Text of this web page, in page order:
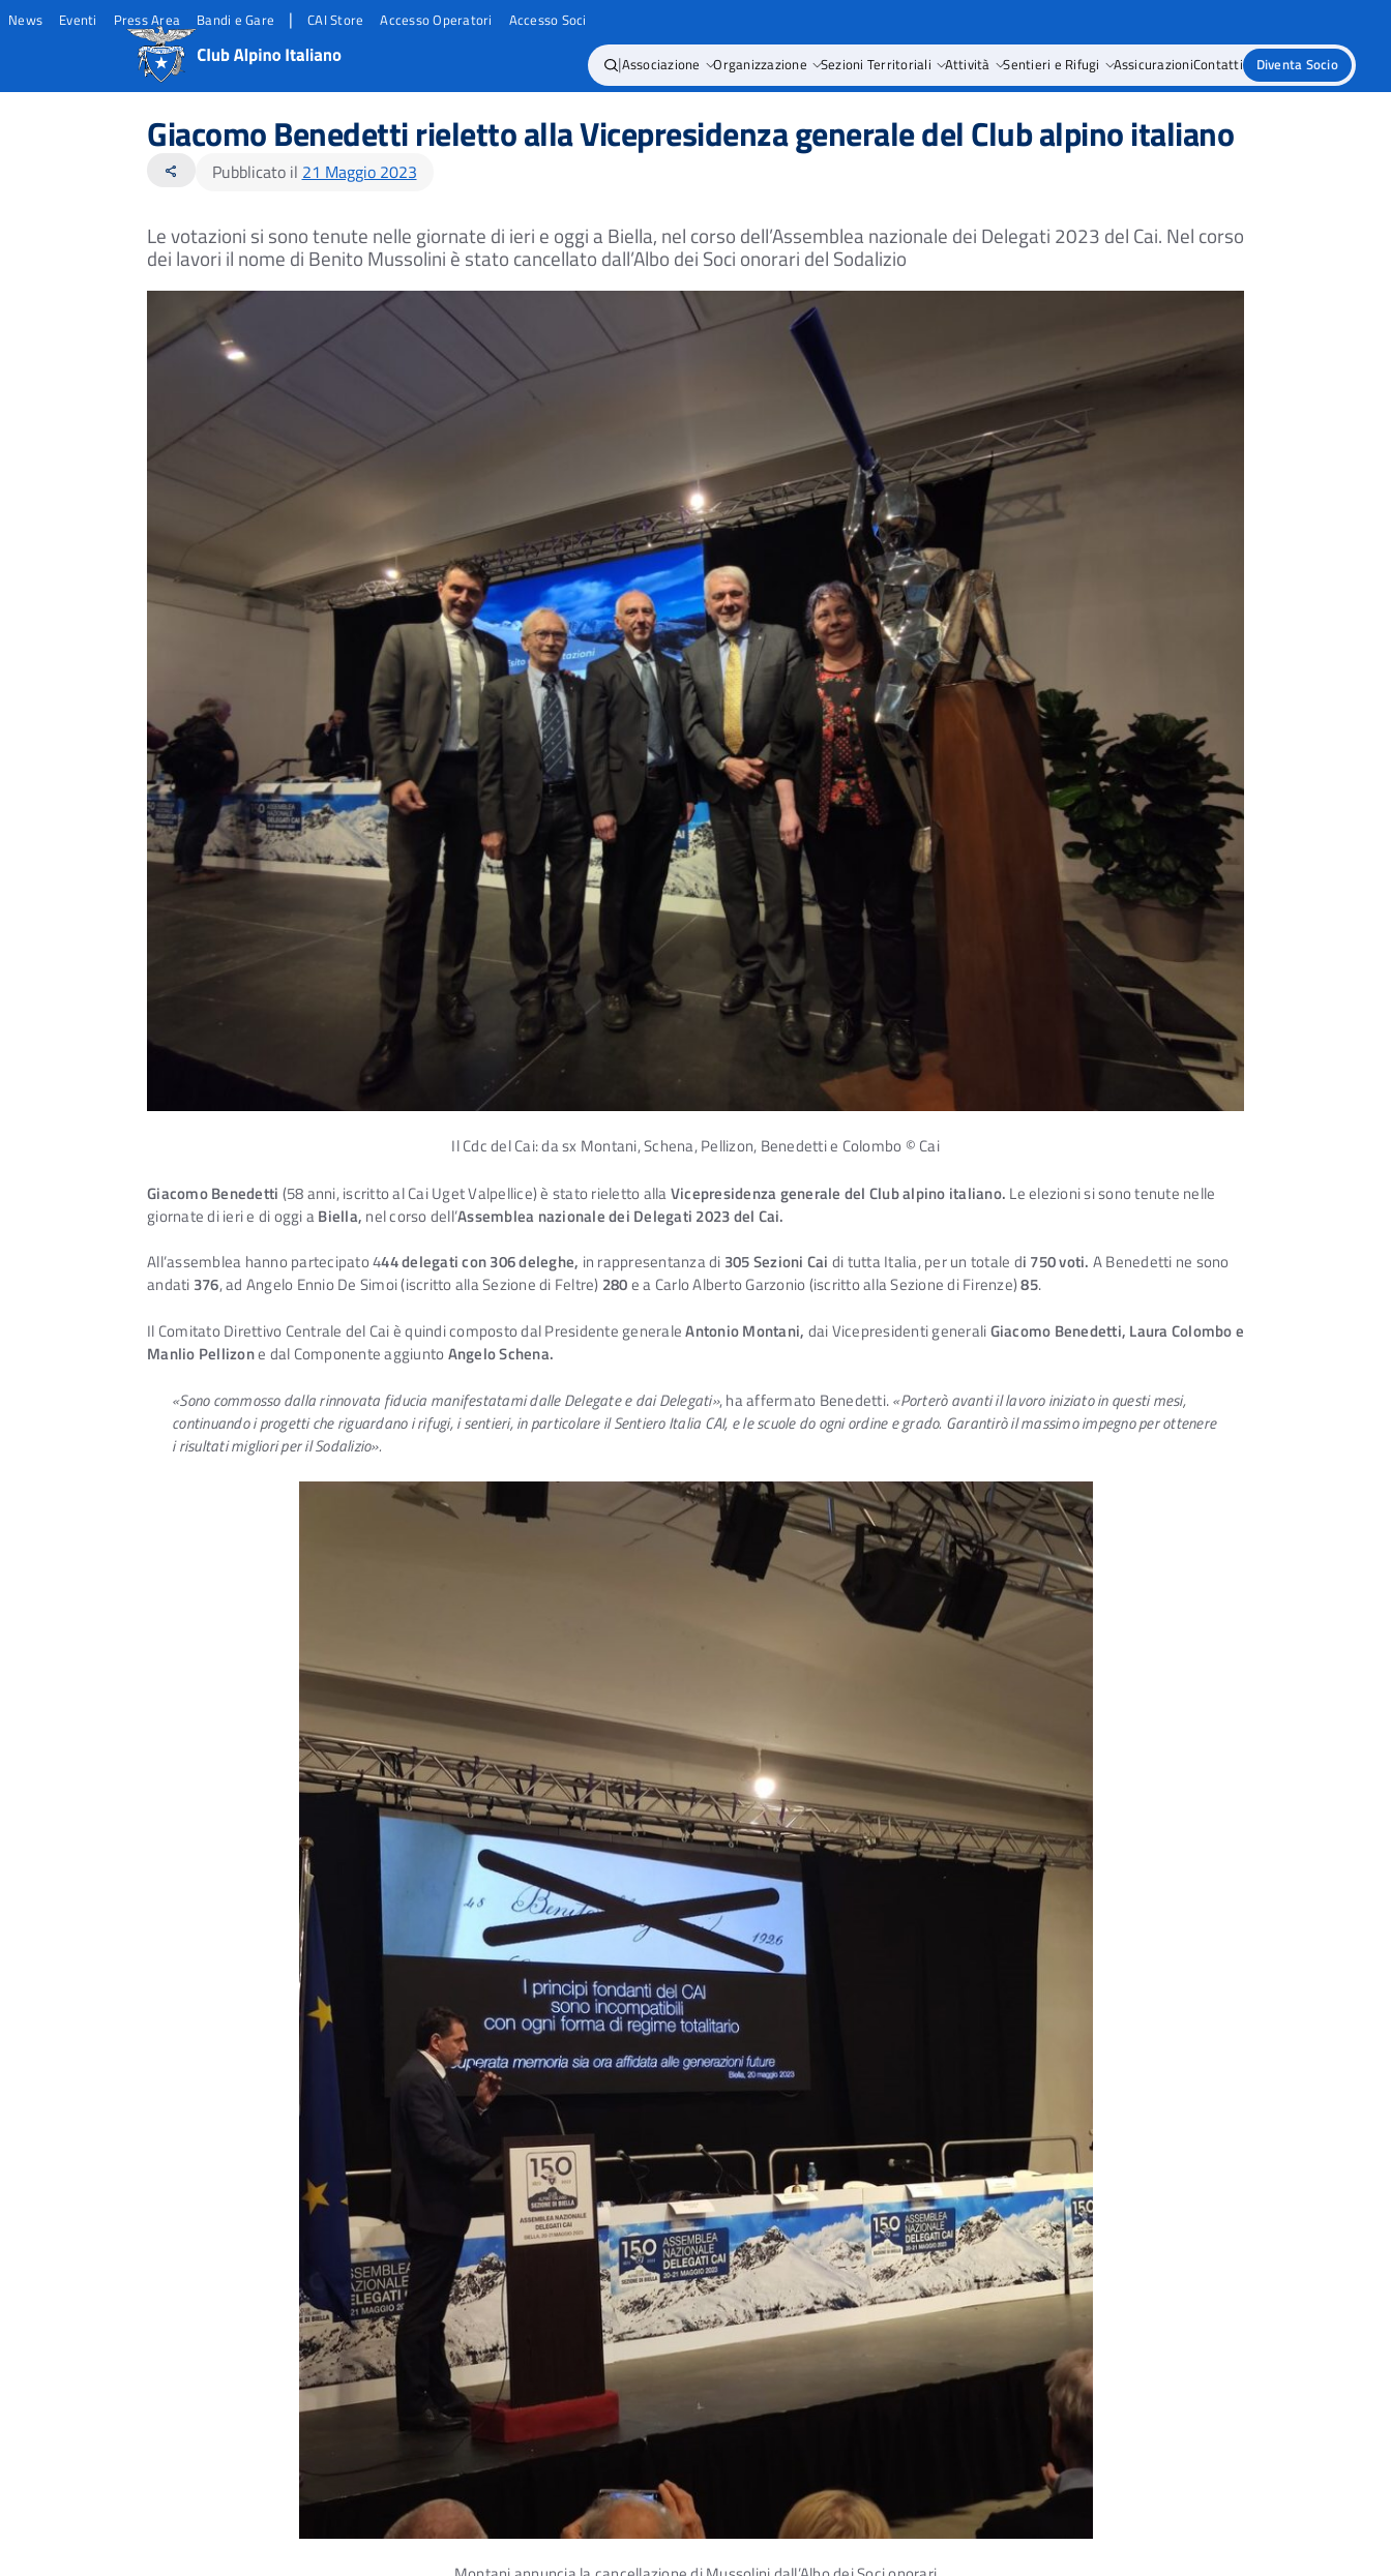
News Eventi Press Area Bandi e Gare | CAI Store Accesso Operatori Accesso Soci
|Associazione Organizzazione Sezioni Territoriali Attività Sentieri e Rifugi AssicurazioniContatti Diventa Socio
Giacomo Benedetti rieletto alla Vicepresidenza generale del Club alpino italiano
share Pubblicato il 21 Maggio 2023
Le votazioni si sono tenute nelle giornate di ieri e oggi a Biella, nel corso dell’Assemblea nazionale dei Delegati 2023 del Cai. Nel corso
dei lavori il nome di Benito Mussolini è stato cancellato dall’Albo dei Soci onorari del Sodalizio
Il Cdc del Cai: da sx Montani, Schena, Pellizon, Benedetti e Colombo © Cai
Giacomo Benedetti (58 anni, iscritto al Cai Uget Valpellice) è stato rieletto allaVicepresidenza generale del Club alpino italiano. Le elezioni si sono tenute nelle
giornate di ieri e di oggi aBiella, nel corso dell’Assemblea nazionale dei Delegati 2023 del Cai.
All’assemblea hanno partecipato 444 delegati con 306 deleghe, in rappresentanza di 305 Sezioni Cai di tutta Italia, per un totale di 750 voti. A Benedetti ne sono
andati 376, ad Angelo Ennio De Simoi (iscritto alla Sezione di Feltre) 280e a Carlo Alberto Garzonio (iscritto alla Sezione di Firenze)85.
Il Comitato Direttivo Centrale del Cai è quindi composto dal Presidente generaleAntonio Montani, dai Vicepresidenti generaliGiacomo Benedetti, Laura Colombo e
Manlio Pellizone dal Componente aggiuntoAngelo Schena.
«Sono commosso dalla rinnovata fiducia manifestatami dalle Delegate e dai Delegati», ha affermato Benedetti.«Porterò avanti il lavoro iniziato in questi mesi,
continuando i progetti che riguardano i rifugi, i sentieri, in particolare il Sentiero Italia CAI, e le scuole do ogni ordine e grado. Garantirò il massimo impegno per ottenere
i risultati migliori per il Sodalizio».